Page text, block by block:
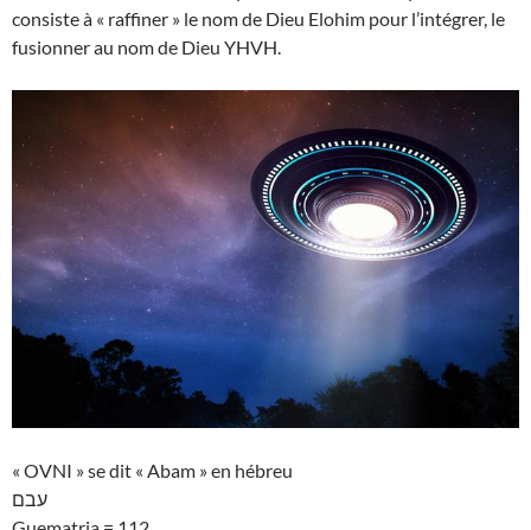
consiste à « raffiner » le nom de Dieu Elohim pour l’intégrer, le
fusionner au nom de Dieu YHVH.
« OVNI » se dit « Abam » en hébreu
עבם